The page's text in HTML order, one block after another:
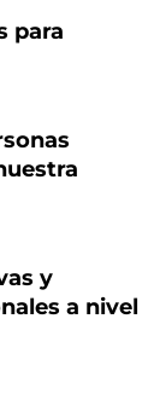
para
y
a nivel